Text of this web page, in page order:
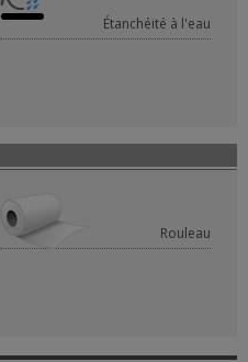
Étanchéité à l'eau
Rouleau